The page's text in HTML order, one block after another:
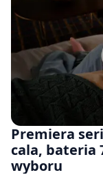
Premiera
cala, bateria
wyboru